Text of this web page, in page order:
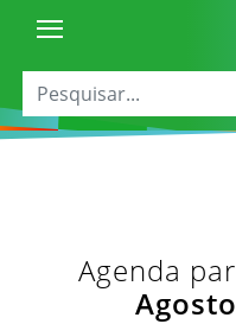
Agenda